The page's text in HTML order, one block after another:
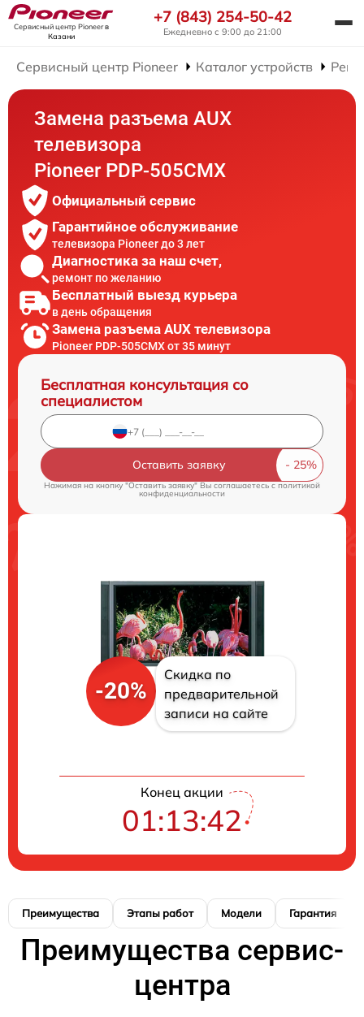
Сервисный центр Pioneerв
Казани
+7 (843) 254-50-42
Ежедневно с 9:00 до 21:00
Сервисный центр Pioneer Каталог устройств
Замена разъема AUX
телевизора
Pioneer PDP-505CMX
Официальный сервис
Гарантийное обслуживание
телевизора Pioneer до 3 лет
Диагностика за наш счет,
ремонт по желанию
Бесплатный выезд курьера
в день обращения
Замена разъема AUX телевизора
Pioneer PDP-505CMX от 35 минут
Бесплатная консультация со
специалистом
Оставить заявку
Нажимая на кнопку "Оставить заявку" Вы соглашаетесь c политикой
конфиденциальности
-20%
Скидка по
предварительной
записи на сайте
Конец акции
01:13:41
Преимущества Этапы работ Модели Гарантия
Преимущества сервис-
центра